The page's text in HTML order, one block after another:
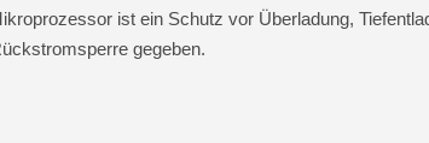
ist ein Schutz vor Überladung,
gegeben.